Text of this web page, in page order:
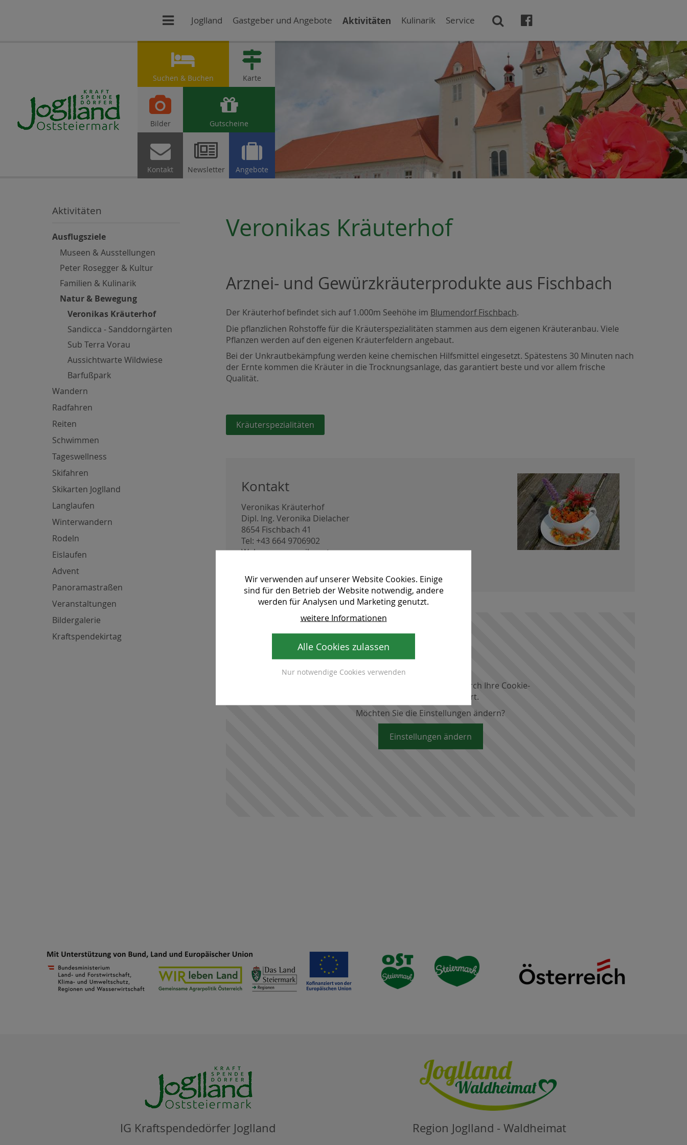

Suchen & Buchen

Karte

Bilder

Gutscheine

Kontakt

Newsletter

Angebote
Aktivitäten
Ausflugsziele
Museen & Ausstellungen
Peter Rosegger & Kultur
Familien & Kulinarik
Natur & Bewegung
Veronikas Kräuterhof
Sandicca - Sanddorngärten
Sub Terra Vorau
Aussichtwarte Wildwiese
Barfußpark
Wandern
Radfahren
Reiten
Schwimmen
Tageswellness
Skifahren
Skikarten Joglland
Langlaufen
Winterwandern
Rodeln
Eislaufen
Advent
Panoramastraßen
Veranstaltungen
Bildergalerie
Kraftspendekirtag
Veronikas Kräuterhof
Arznei- und Gewürzkräuterprodukte aus Fischbach
Der Kräuterhof befindet sich auf 1.000m Seehöhe im Blumendorf Fischbach.
Die pflanzlichen Rohstoffe für die Kräuterspezialitäten stammen aus dem eigenen Kräuteranbau. Viele
Pflanzen werden auf den eigenen Kräuterfeldern angebaut.
Bei der Unkrautbekämpfung werden keine chemischen Hilfsmittel eingesetzt. Spätestens 30 Minuten nach
der Ernte kommen die Kräuter in die Trocknungsanlage, das garantiert beste und vor allem frische
Qualität.
Kräuterspezialitäten
Kontakt
Veronikas Kräuterhof
Dipl. Ing. Veronika Dielacher
8654 Fischbach 41
Tel: +43 664 9706902
Web:www.veronikas.at
Das Anzeigen diesen Inhalts wird durch Ihre Cookie-
Einstellungen verhindert.
Möchten Sie die Einstellungen ändern?
Einstellungen ändern
IG Kraftspendedörfer Joglland Region Joglland - Waldheimat
 Joglland Gastgeber und Angebote Aktivitäten Kulinarik Service  
Wir verwenden auf unserer Website Cookies. Einige
sind für den Betrieb der Website notwendig, andere
werden für Analysen und Marketing genutzt.
weitere Informationen
Alle Cookies zulassen
Nur notwendige Cookies verwenden